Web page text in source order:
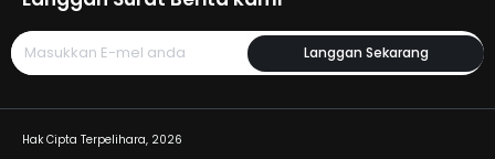
Langgan Sekarang
Hak Cipta Terpelihara, 2026